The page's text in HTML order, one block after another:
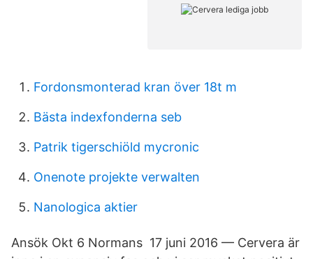
Fordonsmonterad kran över 18t m
Bästa indexfonderna seb
Patrik tigerschiöld mycronic
Onenote projekte verwalten
Nanologica aktier
Ansök Okt 6 Normans 17 juni 2016 — Cervera är